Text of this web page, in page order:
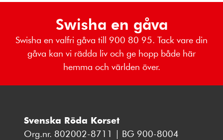
Swisha en gåva
Swisha en valfri gåva till 900 80 95. Tack vare din
gåva kan vi rädda liv och ge hopp både här
hemma och världen över.
Svenska Röda Korset
Org.nr. 802002-8711 | BG 900-8004